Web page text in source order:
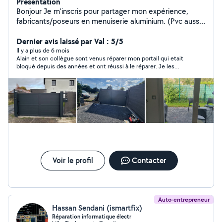
Bonjour Je m'inscris pour partager mon expérience,
fabricants/poseurs en menuiserie aluminium. (Pvc aussi)
Réactifs, minutieux. *Compétences/connaissances
*Pose Véranda verrière sûr mesures . *Pose pergola
bioclimatique. *Pose portillon,porte de garage latéral,
basculante,portail coulissant, battant. *Pose de
porte,fenêtres,baies coulissante,fixe,store,volet
roulant,verrière,véranda. *Détection de fuite véranda et
verrière. *Programmation télécommande (vr,store)
*Réglages ouvrants(Ouvrant basculant, ouvrant
français).Plus connue sous le nom (Ob,Of) *Réglages
meubles. *Pose store banne N'hésitez pas à me
contacter. Cordialement
Dernier avis laissé par Val : 5/5
Il y a plus de 6 mois
Alain et son collègue sont venus réparer mon portail qui etait
bloqué depuis des années et ont réussi à le réparer. Je les
Voir le profil Contacter
Auto-entrepreneur
Hassan Sendani (ismartfix)
Réparation informatique électr